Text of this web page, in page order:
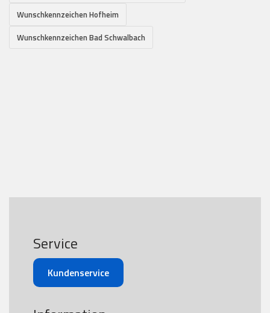
Wunschkennzeichen Hofheim
Wunschkennzeichen Bad Schwalbach
Service
Kundenservice